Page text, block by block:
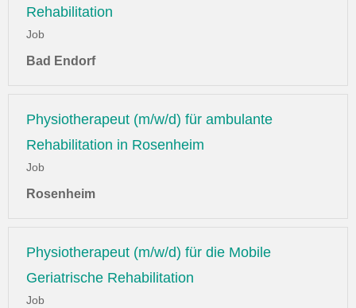
Rehabilitation
Job
Bad Endorf
Physiotherapeut (m/w/d) für ambulante
Rehabilitation in Rosenheim
Job
Rosenheim
Physiotherapeut (m/w/d) für die Mobile
Geriatrische Rehabilitation
Job